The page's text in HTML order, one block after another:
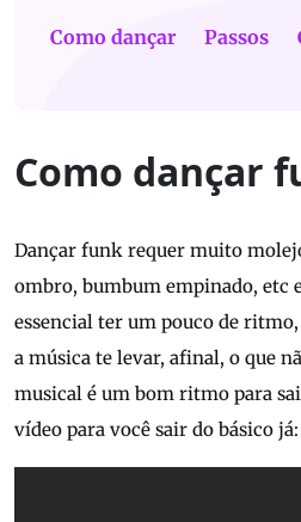
Como dançar Passos
Como dançar
Dançar funk requer muito
ombro, bumbum empinado, etc
essencial ter um pouco de
a música te levar, afinal, o que
musical é um bom ritmo para
vídeo para você sair do básico já: